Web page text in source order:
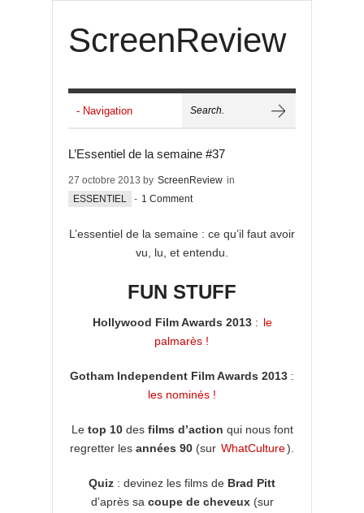
ScreenReview
L’Essentiel de la semaine #37
27 octobre 2013 by ScreenReview in
ESSENTIEL
- 1 Comment
L’essentiel de la semaine : ce qu’il faut avoir
vu, lu, et entendu.
FUN STUFF
Hollywood Film Awards 2013: le
palmarès !
Gotham Independent Film Awards 2013 :
les nominés !
Le top 10des films d’action qui nous font
regretter les années 90 (sur WhatCulture).
Quiz : devinez les films de Brad Pitt
d’après sa coupe de cheveux(sur